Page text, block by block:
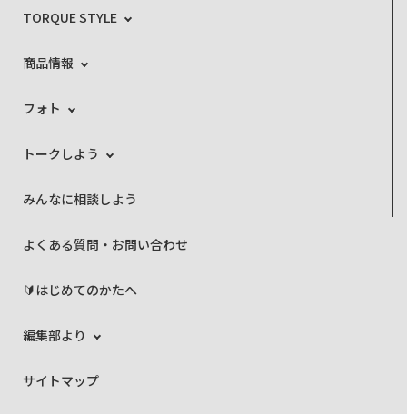
TORQUE STYLE
商品情報
フォト
トークしよう
みんなに相談しよう
よくある質問・お問い合わせ
🔰はじめてのかたへ
編集部より
サイトマップ